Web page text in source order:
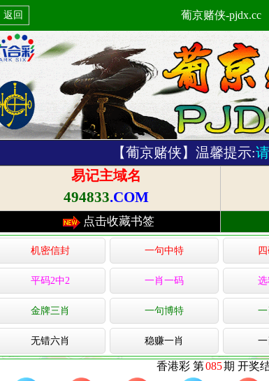
返回 葡京赌侠-pjdx.cc
【葡京赌侠】温馨提示:
易记主域名
494833.COM
点击收藏书签
机密信封 一句中特
平码2中2 一肖一码
金牌三肖 一句博特
无错六肖 稳赚一肖